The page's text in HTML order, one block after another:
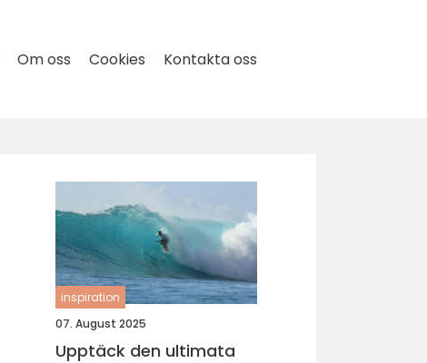
Om oss Cookies Kontakta oss
inspiration
07. August 2025
Upptäck den ultimata